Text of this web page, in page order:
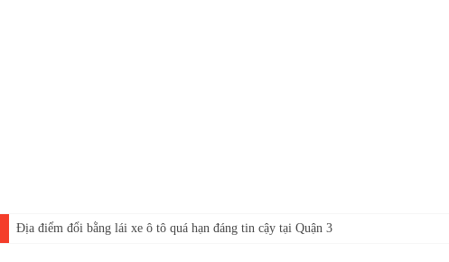
Địa điểm đổi bằng lái xe ô tô quá hạn đáng tin cậy tại Quận 3